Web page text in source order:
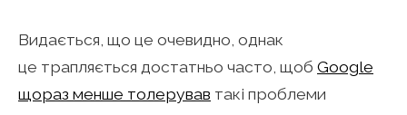
Видається, що це очевидно, однак
це трапляється достатньо часто, щоб Google
щораз менше толерував такі проблеми